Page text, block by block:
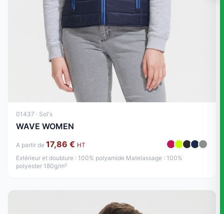
01437 · Sol's
WAVE WOMEN
A partir de 17,86 € HT
Extérieur et doublure : 100% polyamide Matelassage : 100%
polyester 180g/m²